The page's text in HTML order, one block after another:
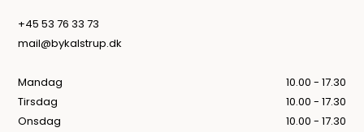
+45 53 76 33 73
mail@bykalstrup.dk
Mandag
10.00 - 17.30
Tirsdag
10.00 - 17.30
Onsdag
10.00 - 17.30